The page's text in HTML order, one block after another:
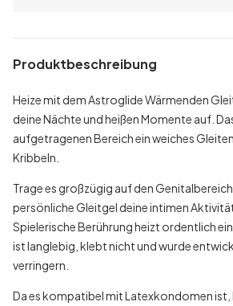
Produktbeschreibung
Heize mit dem Astroglide Wärmenden
deine Nächte und heißen Momente auf.
aufgetragenen Bereich ein weiches
Kribbeln.
Trage es großzügig auf den
persönliche Gleitgel deine intimen
Spielerische Berührung heizt ordentlich
ist langlebig, klebt nicht und wurde
verringern.
Da es kompatibel mit Latexkondomen ist,